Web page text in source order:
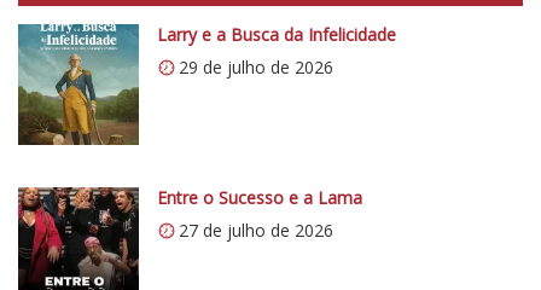
r
í
t
i
c
5
1
p
s
:
/
/
0
.
w
p
Larry e a Busca da Infelicidade
29 de julho de 2026
Entre o Sucesso e a Lama
27 de julho de 2026